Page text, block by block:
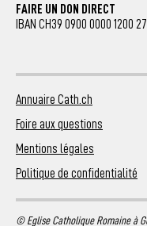
FAIRE UN DON DIRECT
IBAN CH39 0900 0000 1200
Annuaire Cath.ch
Foire aux questions
Mentions légales
Politique de confidentialité
© Eglise Catholique Romaine à